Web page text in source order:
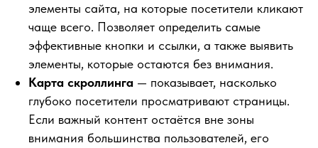
элементы сайта, на которые посетители кликают
чаще всего. Позволяет определить самые
эффективные кнопки и ссылки, а также выявить
элементы, которые остаются без внимания.
Карта скроллинга — показывает, насколько
глубоко посетители просматривают страницы.
Если важный контент остаётся вне зоны
внимания большинства пользователей, его